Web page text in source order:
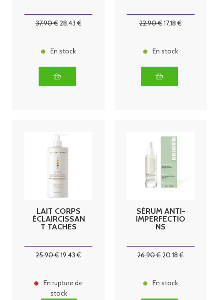
37.90€28.43€
En stock
22.90€17.18 €
En stock
LAIT CORPS
ÉCLAIRCISSAN
T TACHES
25.90€19.43 €
En rupture de
stock
SÉRUM ANTI-
IMPERFECTIO
NS
26.90€20.18 €
En stock